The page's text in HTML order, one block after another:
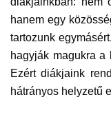
hanem egy
tartozunk
hagyják magukra a
Ezért diákjaink
hátrányos helyzetű